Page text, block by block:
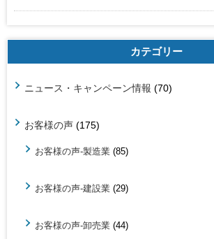
カテゴリー
ニュース・キャンペーン情報 (70)
お客様の声 (175)
お客様の声-製造業 (85)
お客様の声-建設業 (29)
お客様の声-卸売業 (44)